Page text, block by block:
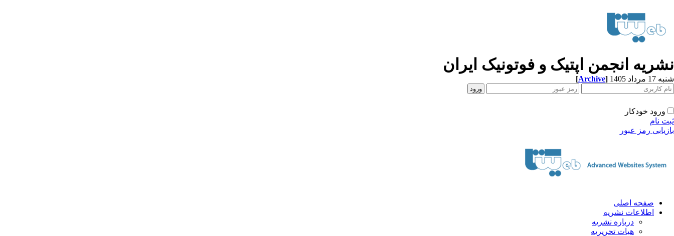
نشریه انجمن اپتیک و فوتونیک ایران
شنبه 17 مرداد 1405 [Archive]
ورود خودکار
ثبت نام
بازیابی رمز عبور
صفحه اصلی
اطلاعات نشریه
درباره نشریه
هیات تحریریه